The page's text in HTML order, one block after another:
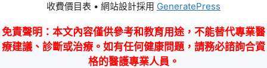
收費價目表 • 網站設計採用 GeneratePress
免責聲明 ：本文內容僅供參考和教育用途，不能替代專業醫
療建議、診斷或治療。如有任何健康問題，請務必諮詢合資
格的醫護專業人員。